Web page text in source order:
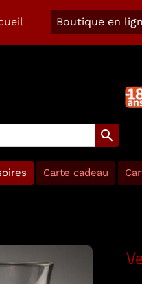
Boutique en
search
Carte cadeau